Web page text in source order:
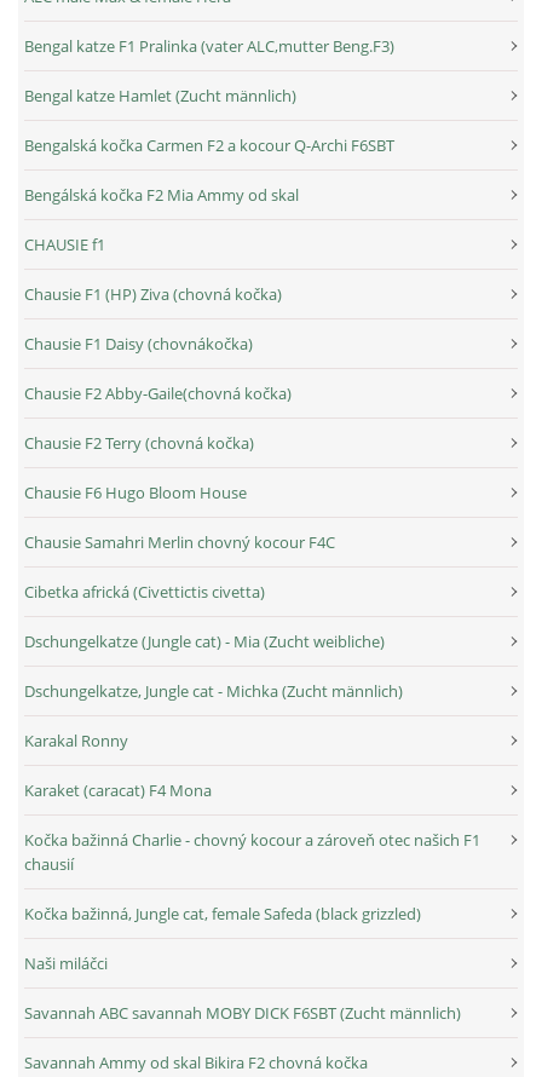
Bengal katze F1 Pralinka (vater ALC,mutter Beng.F3)
Bengal katze Hamlet (Zucht männlich)
Bengalská kočka Carmen F2 a kocour Q-Archi F6SBT
Bengálská kočka F2 Mia Ammy od skal
CHAUSIE f1
Chausie F1 (HP) Ziva (chovná kočka)
Chausie F1 Daisy (chovnákočka)
Chausie F2 Abby-Gaile(chovná kočka)
Chausie F2 Terry (chovná kočka)
Chausie F6 Hugo Bloom House
Chausie Samahri Merlin chovný kocour F4C
Cibetka africká (Civettictis civetta)
Dschungelkatze (Jungle cat) - Mia (Zucht weibliche)
Dschungelkatze, Jungle cat - Michka (Zucht männlich)
Karakal Ronny
Karaket (caracat) F4 Mona
Kočka bažinná Charlie - chovný kocour a zároveň otec našich F1
chausií
Kočka bažinná, Jungle cat, female Safeda (black grizzled)
Naši miláčci
Savannah ABC savannah MOBY DICK F6SBT (Zucht männlich)
Savannah Ammy od skal Bikira F2 chovná kočka